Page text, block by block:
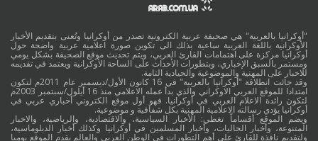
"أوكرانيا بالعربية" هي صحيفة عربية الكترونية تصدر من أوكرانيا وتُعنى بتقديم الأخبار
الأوكرانية باللغة العربية ساعية بذلك الى تكوين صورة اعلامية عربية واضحة حول
أوكرانيا مركزة على اهتمامات القارئ العربي، ويتم تحديث موقع الصحيفة بشكل يومي
ومستمر بالسبق الإخباري، وبتطورات الأحداث على الساحة الأوكرانية ويعتمد في تقديمه
للاخبار على المهنية والموضوعية والحيادية التامة.
وقد جائت انطلاقة "أوكرانيا بالعربية" في 16 كانون الأول/ديسمبر عام 2011م لتكون
امتدادا للموقع العربي الاوكراني والذي بدأ عمله الاعلامي منذ 16 أيلول/سبتمبر 2003م
لتكون رائدة الاعلام العربي في أوكرانيا. فهو أول موقع الكتروني أخباري عربي في
أوكرانيا يؤدي رسالته الاعلامية المهنية بكل شفافية و موضوعية.
ويضم الموقع أقساماً تغطي: الأخبار السياسية، والاقتصادية، والرياضية، والاخبار
المتنوعة، وأخبار الجاليات، وأخبار المسلمين في أوكرانيا وكذلك أخبار الدبلوماسية،
ولتقديم نافذة للقارئ على أهم التطورات في الوطن العربي والعالم يقدم الموقع يوميا